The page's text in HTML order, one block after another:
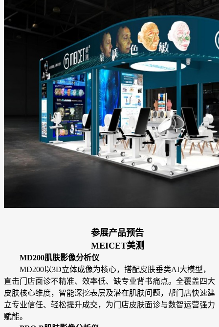
参展产品预告
MEICET美测
MD200肌肤影像分析仪
MD200以3D立体成像为核心，搭配皮肤垂类AI大模型，
直击门店面诊不精准、效率低、缺专业背书痛点。全覆盖四大
皮肤核心维度，智能深挖表层及潜在肌肤问题，帮门店快速建
立专业信任、轻松提升成交，为门店皮肤面诊与数智运营强力
赋能。